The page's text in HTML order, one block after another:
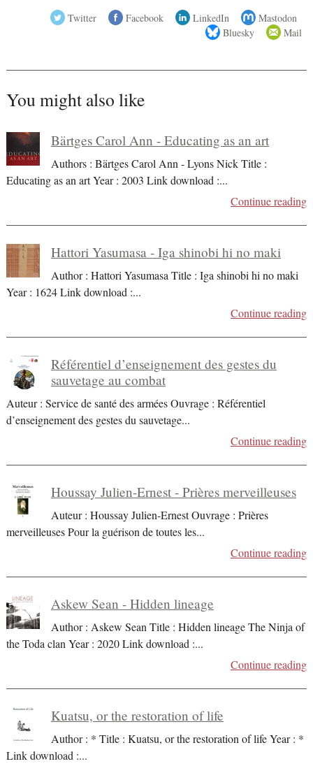
Twitter Facebook LinkedIn
Mastodon
Bluesky
Mail
You might also like
Bärtges Carol Ann - Educating as an art
Authors : Bärtges Carol Ann - Lyons Nick Title :
Educating as an art Year : 2003 Link download :...
Continue reading
Hattori Yasumasa - Iga shinobi hi no maki
Author : Hattori Yasumasa Title : Iga shinobi hi no maki
Year : 1624 Link download :...
Continue reading
Référentiel d’enseignement des gestes du
sauvetage au combat
Auteur : Service de santé des armées Ouvrage : Référentiel
d’enseignement des gestes du sauvetage...
Continue reading
Houssay Julien-Ernest - Prières merveilleuses
Auteur : Houssay Julien-Ernest Ouvrage : Prières
merveilleuses Pour la guérison de toutes les...
Continue reading
Askew Sean - Hidden lineage
Author : Askew Sean Title : Hidden lineage The Ninja of
the Toda clan Year : 2020 Link download :...
Continue reading
Kuatsu, or the restoration of life
Author : * Title : Kuatsu, or the restoration of life Year : *
Link download :...